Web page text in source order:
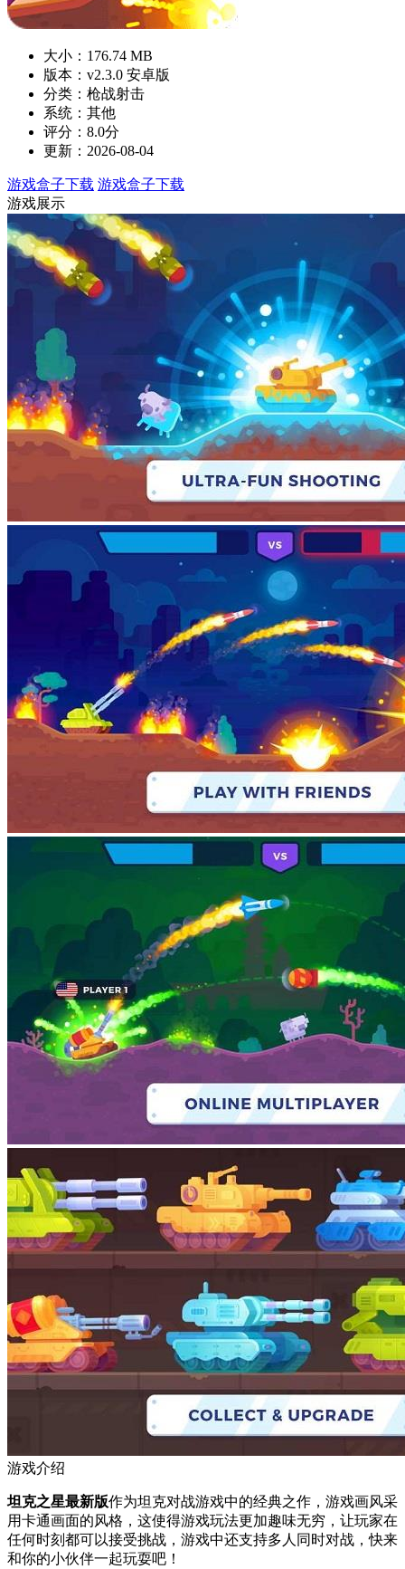
大小：176.74 MB
版本：v2.3.0 安卓版
分类：枪战射击
系统：其他
评分：8.0分
更新：2026-08-04
游戏盒子下载 游戏盒子下载
游戏展示
游戏介绍
坦克之星最新版作为坦克对战游戏中的经典之作，游戏画风采
用卡通画面的风格，这使得游戏玩法更加趣味无穷，让玩家在
任何时刻都可以接受挑战，游戏中还支持多人同时对战，快来
和你的小伙伴一起玩耍吧！